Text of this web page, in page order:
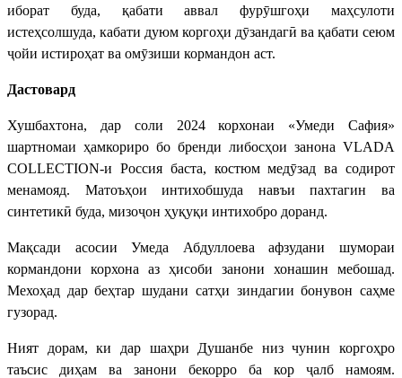
иборат буда, қабати аввал фурӯшгоҳи маҳсулоти
истеҳсолшуда, кабати дуюм коргоҳи дӯзандагӣ ва қабати сеюм
ҷойи истироҳат ва омӯзиши кормандон аст.
Дастовард
Хушбахтона, дар соли 2024 корхонаи «Умеди Сафия»
шартномаи ҳамкориро бо бренди либосҳои занона VLADA
COLLECTION-и Россия баста, костюм медӯзад ва содирот
менамояд. Матоъҳои интихобшуда навъи пахтагин ва
синтетикӣ буда, мизоҷон ҳуқуқи интихобро доранд.
Мақсади асосии Умеда Абдуллоева афзудани шумораи
кормандони корхона аз ҳисоби занони хонашин мебошад.
Мехоҳад дар беҳтар шудани сатҳи зиндагии бонувон саҳме
гузорад.
Ният дорам, ки дар шаҳри Душанбе низ чунин коргоҳро
таъсис диҳам ва занони бекорро ба кор ҷалб намоям.